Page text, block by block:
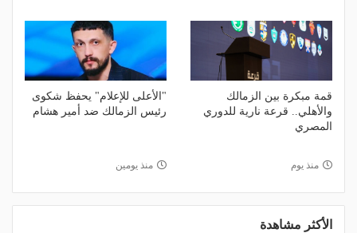
قمة مبكرة بين الزمالك
والأهلي.. قرعة نارية للدوري
المصري
منذ يوم
"الأعلى للإعلام" يحفظ شكوى
رئيس الزمالك ضد أمير هشام
منذ يومين
الأكثر مشاهدة